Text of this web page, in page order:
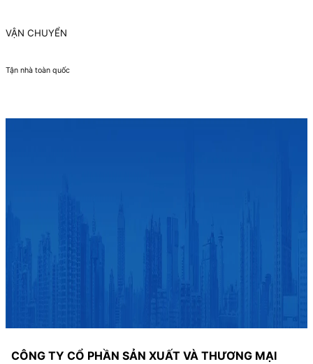
VẬN CHUYỂN
Tận nhà toàn quốc
CÔNG TY CỔ PHẦN SẢN XUẤT VÀ THƯƠNG MẠI